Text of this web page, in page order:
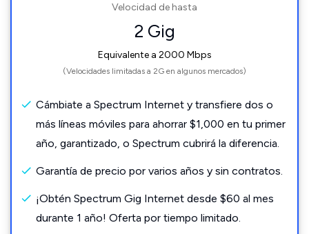
Velocidad de hasta
2 Gig
Equivalente a 2000 Mbps
(Velocidades limitadas a 2G en algunos mercados)
Cámbiate a Spectrum Internet y transfiere dos o
más líneas móviles para ahorrar $1,000 en tu primer
año, garantizado, o Spectrum cubrirá la diferencia.
Garantía de precio por varios años y sin contratos.
¡Obtén Spectrum Gig Internet desde $60 al mes
durante 1 año! Oferta por tiempo limitado.